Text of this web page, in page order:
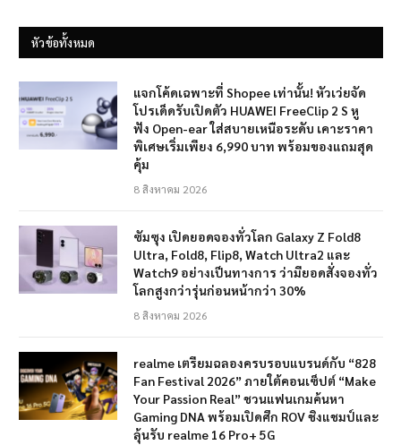
หัวข้อทั้งหมด
แจกโค้ดเฉพาะที่ Shopee เท่านั้น! หัวเว่ยจัด
โปรเด็ดรับเปิดตัว HUAWEI FreeClip 2 S หู
ฟัง Open-ear ใส่สบายเหนือระดับ เคาะราคา
พิเศษเริ่มเพียง 6,990 บาท พร้อมของแถมสุด
คุ้ม
8 สิงหาคม 2026
ซัมซุง เปิดยอดจองทั่วโลก Galaxy Z Fold8
Ultra, Fold8, Flip8, Watch Ultra2 และ
Watch9 อย่างเป็นทางการ ว่ามียอดสั่งจองทั่ว
โลกสูงกว่ารุ่นก่อนหน้ากว่า 30%
8 สิงหาคม 2026
realme เตรียมฉลองครบรอบแบรนด์กับ “828
Fan Festival 2026” ภายใต้คอนเซ็ปต์ “Make
Your Passion Real” ชวนแฟนเกมค้นหา
Gaming DNA พร้อมเปิดศึก ROV ชิงแชมป์และ
ลุ้นรับ realme 16 Pro+ 5G